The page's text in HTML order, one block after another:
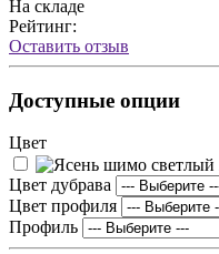
На складе
Рейтинг:
Оставить отзыв
Доступные опции
Цвет
Цвет дубрава
Цвет профиля
Профиль